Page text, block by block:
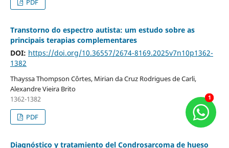
1
1
PDF
Transtorno do espectro autista: um estudo sobre as
principais terapias complementares
DOI: https://doi.org/10.36557/2674-8169.2025v7n10p1362-
1382
Thayssa Thompson Côrtes, Mirian da Cruz Rodrigues de Carli,
Alexandre Vieira Brito
1362-1382
PDF
Diagnóstico y tratamiento del Condrosarcoma de hueso